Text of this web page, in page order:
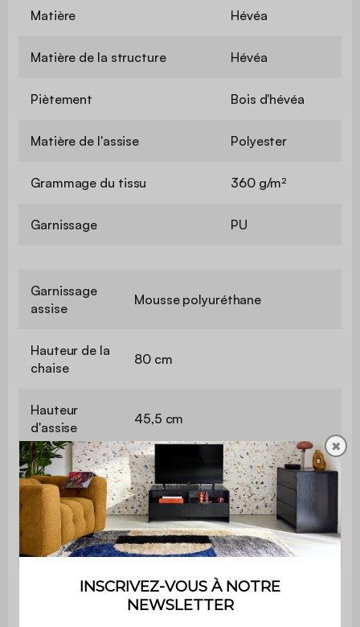
Matière Hévéa
Matière de la structure Hévéa
Piètement Bois d'hévéa
Matière de l'assise Polyester
Grammage du tissu 360 g/m²
Garnissage PU
Garnissage
assise
Mousse polyuréthane
Hauteur de la
chaise
80 cm
Hauteur
d'assise
45,5 cm
Profondeur
d'assise
47 cm
Confort de
l'assise
Equilibré
Poids max.
110 kg par place
✖